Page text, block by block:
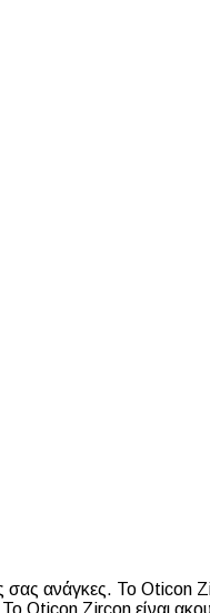
σας ανάγκες. Το
Zircon είναι